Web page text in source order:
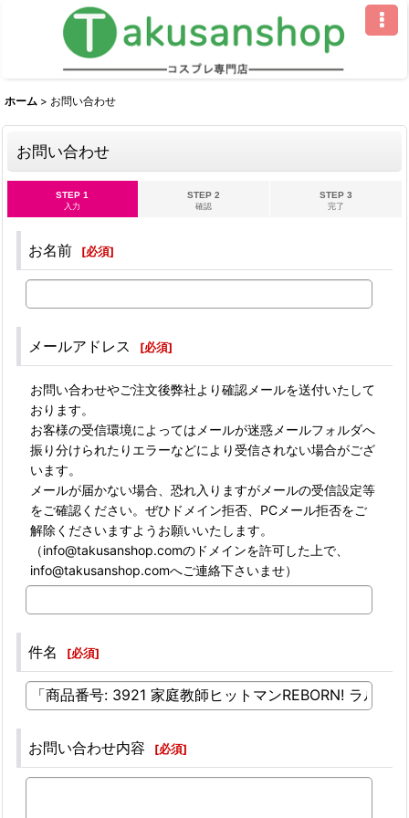
ホーム > お問い合わせ
お問い合わせ
STEP 1
入力
STEP 2
確認
STEP 3
完了
お名前 [必須]
メールアドレス [必須]
お問い合わせやご注文後弊社より確認メールを送付いたして
おります。
お客様の受信環境によってはメールが迷惑メールフォルダへ
振り分けられたりエラーなどにより受信されない場合がござ
います。
メールが届かない場合、恐れ入りますがメールの受信設定等
をご確認ください。ぜひドメイン拒否、PCメール拒否をご
解除くださいますようお願いいたします。
（info@takusanshop.comのドメインを許可した上で、
info@takusanshop.comへご連絡下さいませ）
件名 [必須]
お問い合わせ内容 [必須]